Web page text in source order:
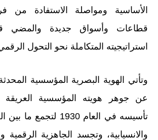
الأساسية ومواصلة الاستفادة من
قطاعات وأسواق جديدة والمضي
استراتيجيته المتكاملة نحو التحول الرقمي
وتأتي الهوية البصرية المؤسسية
عن جوهر هويته المؤسسية العريقة
تأسيسه في العام 1930 ل
تجمع ما بين
والانسيابية، وتجسد الجاهزية الرقمية